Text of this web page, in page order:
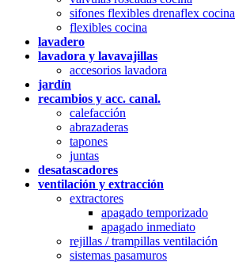
sifones flexibles drenaflex cocina
flexibles cocina
lavadero
lavadora y lavavajillas
accesorios lavadora
jardín
recambios y acc. canal.
calefacción
abrazaderas
tapones
juntas
desatascadores
ventilación y extracción
extractores
apagado temporizado
apagado inmediato
rejillas / trampillas ventilación
sistemas pasamuros